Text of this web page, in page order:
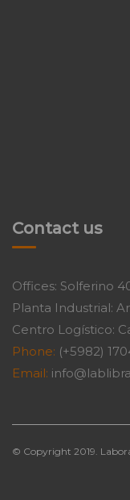
Contact us
Offices: Solferino
Planta Industrial:
Centro Logístico:
Phone: (+5982)
Email:
© Copyright 2019.